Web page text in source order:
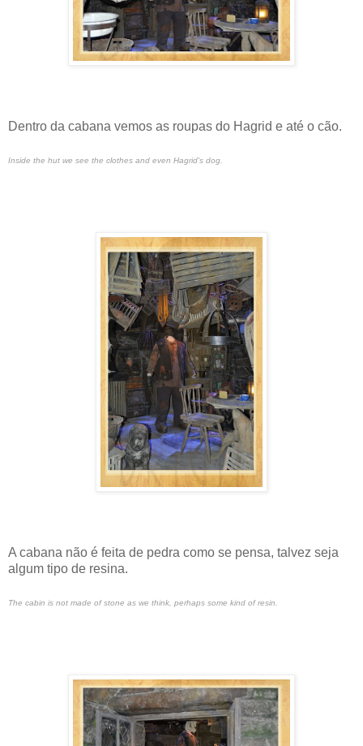
Dentro da cabana vemos as roupas do Hagrid e até o cão.
Inside the hut we see the clothes and even Hagrid's dog.
A cabana não é feita de pedra como se pensa, talvez seja
algum tipo de resina.
The cabin is not made of stone as we think, perhaps some kind of resin.